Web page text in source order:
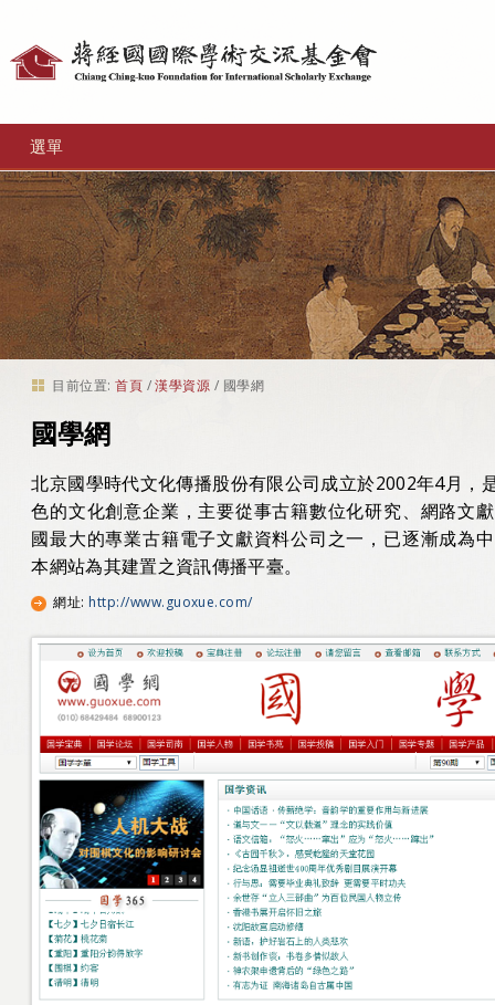
選單
目前位置: 首頁 /漢學資源 / 國學網
國學網
北京國學時代文化傳播股份有限公司成立於2002年4月，
色的文化創意企業，主要從事古籍數位化研究、網路文
國最大的專業古籍電子文獻資料公司之一，已逐漸成為
本網站為其建置之資訊傳播平臺。
網址: http://www.guoxue.com/